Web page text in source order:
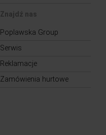
Znajdź nas
Poplawska Group
Serwis
Reklamacje
Zamówienia hurtowe